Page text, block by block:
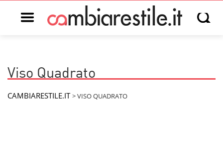
Open main menu Open
Viso Quadrato
CAMBIARESTILE.IT >VISO QUADRATO